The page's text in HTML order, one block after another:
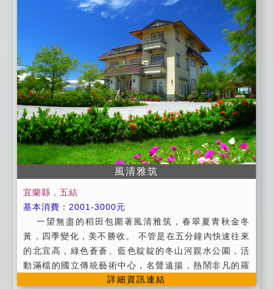
維護住宿品質及安全，請依房型人數進住，如需加人，
請事先告知。(小孩三歲以上算一人）個人貴重物品、請
自行妥善保管、如有遺失，恕不負責 ，敬請見諒。 5、
屋內全面禁止吸菸、嚼食檳榔烹煮。違者無條件取消您
的住房，且訂金恕不退還。 6、謝絕攜帶寵物入住，違
者無條件取消您的住房，且訂金恕不退還。 7、夜間11
點過後，請勿大聲喧嘩嬉鬧，更不能開party，以免擾
鄰。 8、為保障入住房客安全，不接受房客以外人士入
內參觀。 9、不能破壞或攜出屋內用品(如傢具、家電等)
，否則照價賠償。 10、附設停車場地。 ◎附早餐券，
每人50元 ◎代售川湯或川湯春天SPA門票 ◎提供旅遊
資訊服務 ◎待辦汽、機車租賃服務 ◎待辦賞鯨等套裝行
程 如果有事臨時取消請14天前提出，申請退費，因為包
棟不接受臨時取消，除颱風因素延期三個月！ （泳池開
放下午三點至晚上九點半)敬請配合避免擾鄰，違者觀光
局罰單自行吸收！ ◎附早餐 (供餐時間 早上08:30~10:
00) 暑假以假日計算！（泳池開放時間下午三點至九點
半）
風清雅筑
宜蘭縣，五結
基本消費：2001-3000元
一望無盡的稻田包圍著風清雅筑，春翠夏青秋金冬
黃，四季變化，美不勝收。 不管是在五分鐘內快速往來
的北宜高，綠色蒼蒼、藍色靛靛的冬山河親水公園，活
動滿檔的國立傳統藝術中心，名聲遠揚，熱鬧非凡的羅
東夜市，距離此地不過短短車程，四通八達的交通路
詳細資訊連結